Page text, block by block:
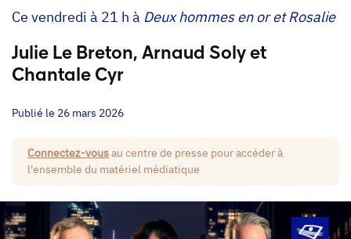
Ce vendredi à 21 h à Deux hommes en or et Rosalie
Julie Le Breton, Arnaud Soly et
Chantale Cyr
Publié le 26 mars 2026
Connectez-vousau centre de presse pour accéder à
l'ensemble du matériel médiatique